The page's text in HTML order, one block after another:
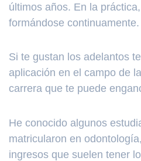
últimos años. En la
formándose continuamente.
Si te gustan los adelantos
aplicación en el campo de
carrera que te puede
He conocido algunos
matricularon en
ingresos que suelen tener